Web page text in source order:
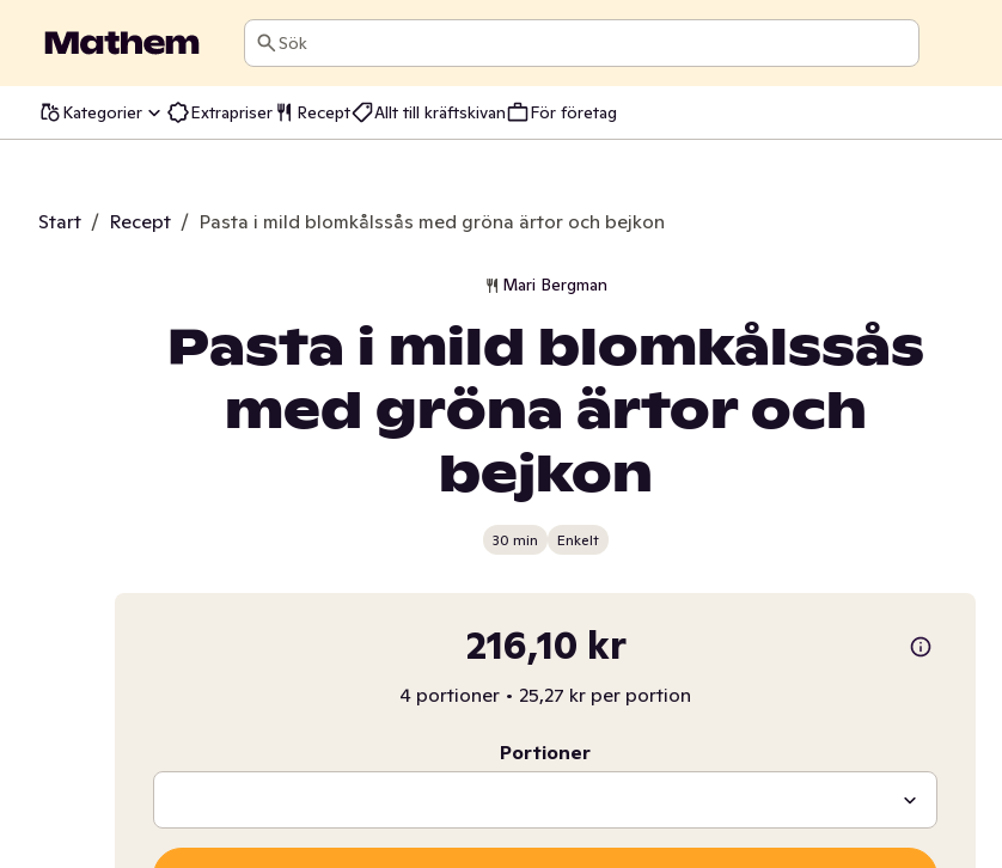
Sök
Kategorier Extrapriser Recept Allt till kräftskivan För företag
Start / Recept / Pasta i mild blomkålssås med gröna ärtor och bejkon
Mari Bergman
Pasta i mild blomkålssås
med gröna ärtor och
bejkon
30 min Enkelt
216,10 kr
4 portioner • 25,27 kr per portion
Portioner